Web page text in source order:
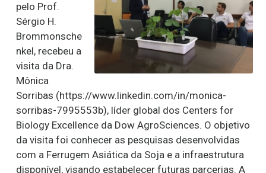
pelo Prof.
Sérgio H.
Brommonsche
nkel, recebeu a
visita da Dra.
Mônica
Sorribas (https://www.linkedin.com/in/monica-
sorribas-7995553b), líder global dos Centers for
Biology Excellence da Dow AgroSciences. O objetivo
da visita foi conhecer as pesquisas desenvolvidas
com a Ferrugem Asiática da Soja e a infraestrutura
disponível, visando estabelecer futuras parcerias. A